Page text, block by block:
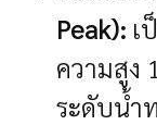
Peak): เ
ความสูง
ระดับน้ำ